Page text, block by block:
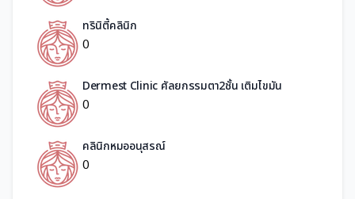
ทรินิตี้คลินิก
0
Dermest Clinic ศัลยกรรมตา2ชั้น เติมไขมัน
0
คลินิกหมออนุสรณ์​
0